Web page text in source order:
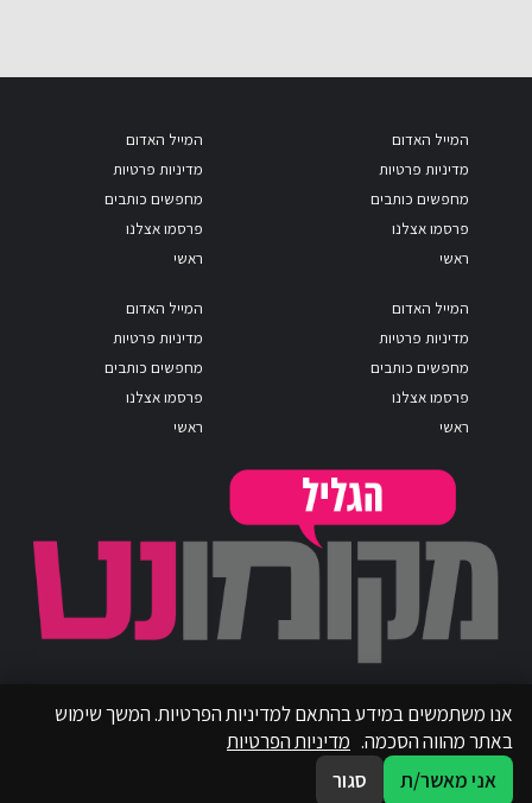
המייל האדום
מדיניות פרטיות
מחפשים כותבים
פרסמו אצלנו
ראשי
המייל האדום
מדיניות פרטיות
מחפשים כותבים
פרסמו אצלנו
ראשי
המייל האדום
מדיניות פרטיות
מחפשים כותבים
פרסמו אצלנו
ראשי
המייל האדום
מדיניות פרטיות
מחפשים כותבים
פרסמו אצלנו
ראשי
אנו משתמשים במידע בהתאם למדיניות הפרטיות. המשך שימוש
באתר מהווה הסכמה. מדיניות הפרטיות
אני מאשר/ת
סגור